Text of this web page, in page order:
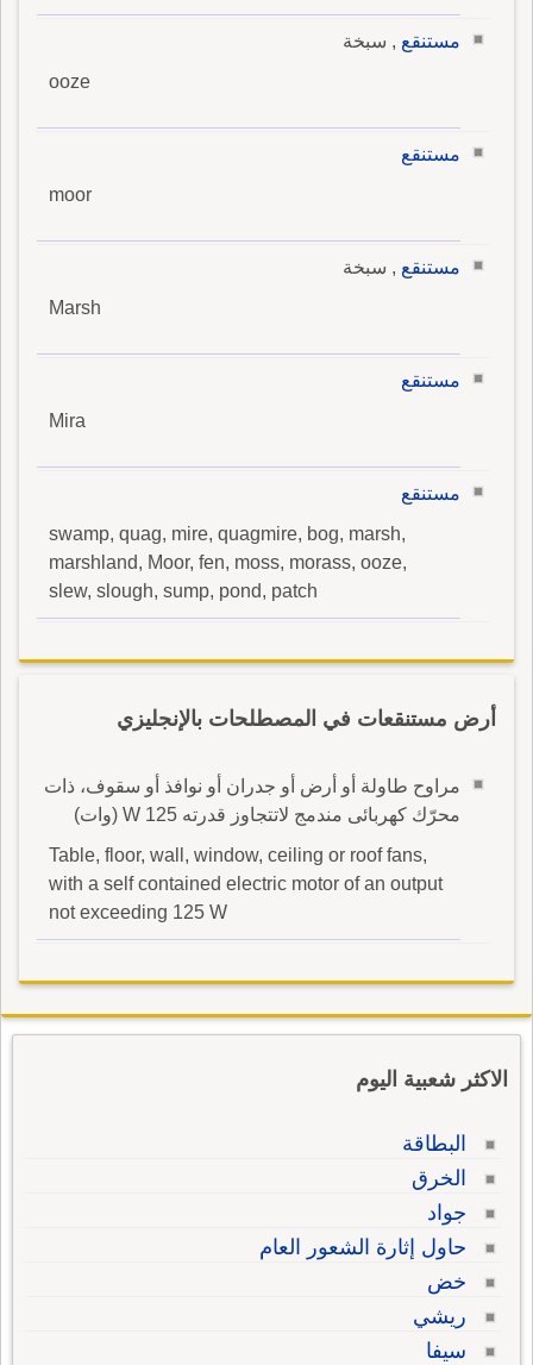
مستنقع , سبخة
ooze
مستنقع
moor
مستنقع , سبخة
Marsh
مستنقع
Mira
مستنقع
swamp, quag, mire, quagmire, bog, marsh,
marshland, Moor, fen, moss, morass, ooze,
slew, slough, sump, pond, patch
أرض مستنقعات في المصطلحات بالإنجليزي
مراوح طاولة أو أرض أو جدران أو نوافذ أو سقوف، ذات
محرّك كهربائى مندمج لاتتجاوز قدرته W 125 (وات)
Table, floor, wall, window, ceiling or roof fans,
with a self contained electric motor of an output
not exceeding 125 W
الاكثر شعبية اليوم
البطاقة
الخرق
جواد
حاول إثارة الشعور العام
خض
ريشي
سيفا